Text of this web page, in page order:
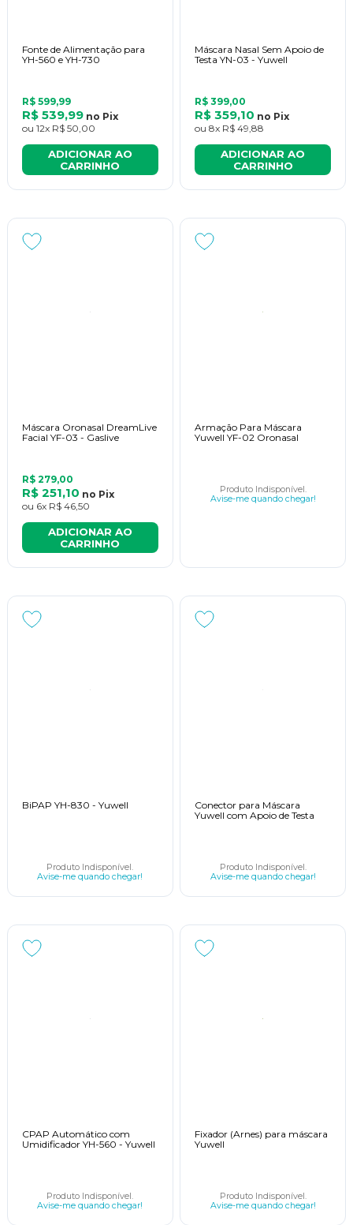
Fonte de Alimentação para
YH-560 e YH-730
R$ 599,99
R$ 539,99 no Pix
ou 12x R$ 50,00
ADICIONAR AO
CARRINHO
Máscara Nasal Sem Apoio de
Testa YN-03 - Yuwell
R$ 399,00
R$ 359,10 no Pix
ou 8x R$ 49,88
ADICIONAR AO
CARRINHO
Máscara Oronasal DreamLive
Facial YF-03 - Gaslive
R$ 279,00
R$ 251,10 no Pix
ou 6x R$ 46,50
ADICIONAR AO
CARRINHO
Armação Para Máscara
Yuwell YF-02 Oronasal
Produto Indisponível.
Avise-me quando chegar!
BiPAP YH-830 - Yuwell
Produto Indisponível.
Avise-me quando chegar!
Conector para Máscara
Yuwell com Apoio de Testa
Produto Indisponível.
Avise-me quando chegar!
CPAP Automático com
Umidificador YH-560 - Yuwell
Produto Indisponível.
Avise-me quando chegar!
Fixador (Arnes) para máscara
Yuwell
Produto Indisponível.
Avise-me quando chegar!